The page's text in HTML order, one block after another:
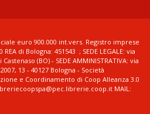
euro 900.000 int.vers. Registro imprese
di Bologna: 451543 ; SEDE LEGALE: via
(BO) - SEDE AMMINISTRATIVA: via
13 - 40127 Bologna - Società
e Coordinamento di Coop Alleanza 3.0
MAIL: